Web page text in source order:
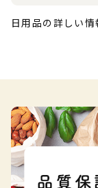
日用品の詳しい情